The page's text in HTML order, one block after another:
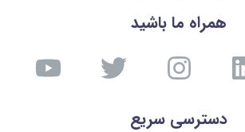
همراه ما باشید
دسترسی سریع